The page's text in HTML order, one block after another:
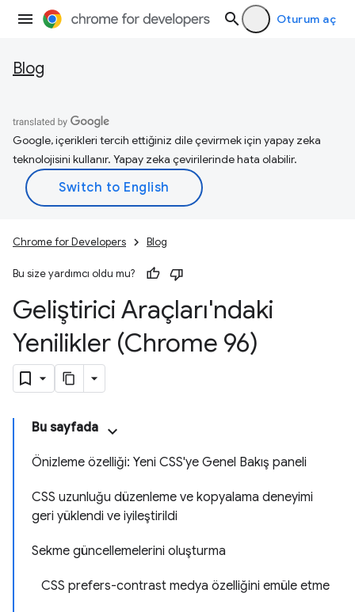
Oturum aç
Blog
Google, içerikleri tercih ettiğiniz dile çevirmek için yapay zeka
teknolojisini kullanır. Yapay zeka çevirilerinde hata olabilir.
Chrome for Developers Blog
Bu size yardımcı oldu mu?
Geliştirici Araçları'ndaki
Yenilikler (Chrome 96)
Bu sayfada
Önizleme özelliği: Yeni CSS'ye Genel Bakış paneli
CSS uzunluğu düzenleme ve kopyalama deneyimi
geri yüklendi ve iyileştirildi
Sekme güncellemelerini oluşturma
CSS prefers-contrast medya özelliğini emüle etme